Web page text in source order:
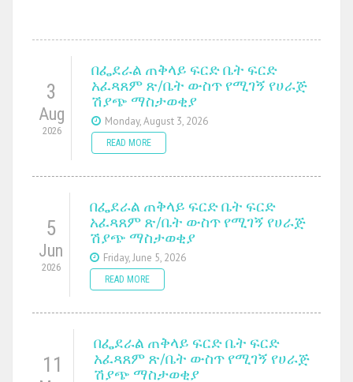
3
Aug
2026
በፌደራል ጠቅላይ ፍርድ ቤት ፍርድ
አፈጻጸም ጽ/ቤት ውስጥ የሚገኝ የሀራጅ
ሽያጭ ማስታወቂያ
Monday, August 3, 2026
READ MORE
5
Jun
2026
በፌደራል ጠቅላይ ፍርድ ቤት ፍርድ
አፈጻጸም ጽ/ቤት ውስጥ የሚገኝ የሀራጅ
ሽያጭ ማስታወቂያ
Friday, June 5, 2026
READ MORE
11
በፌደራል ጠቅላይ ፍርድ ቤት ፍርድ
አፈጻጸም ጽ/ቤት ውስጥ የሚገኝ የሀራጅ
ሽያጭ ማስታወቂያ